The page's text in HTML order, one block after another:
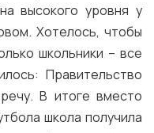
высокого уровня у
Хотелось, чтобы
школьники – все
Правительство
В итоге вместо
школа получила